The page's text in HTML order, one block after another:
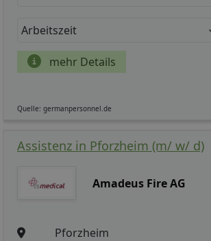
Arbeitszeit
mehr Details
Quelle: germanpersonnel.de
Assistenz in Pforzheim (m/ w/ d)
Amadeus Fire AG
Pforzheim